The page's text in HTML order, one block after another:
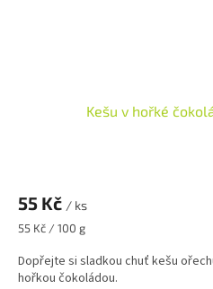
Kešu v hořké
55 Kč / ks
Měrná
55 Kč / 100 g
Dopřejte si sladkou chuť kešu
hořkou čokoládou.